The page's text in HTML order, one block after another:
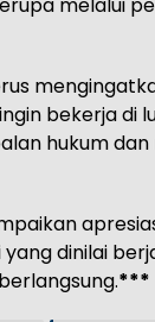
melalui
bekerja di
hukum
dinilai
***